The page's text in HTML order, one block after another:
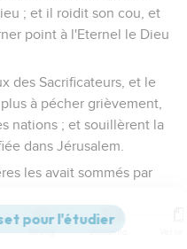
; et il roidit son cou, et
point à l'Eternel le Dieu
des Sacrificateurs, et le
à pécher grièvement,
nations ; et souillèrent la
dans Jérusalem.
les avait sommés par
son peuple, et
Strong